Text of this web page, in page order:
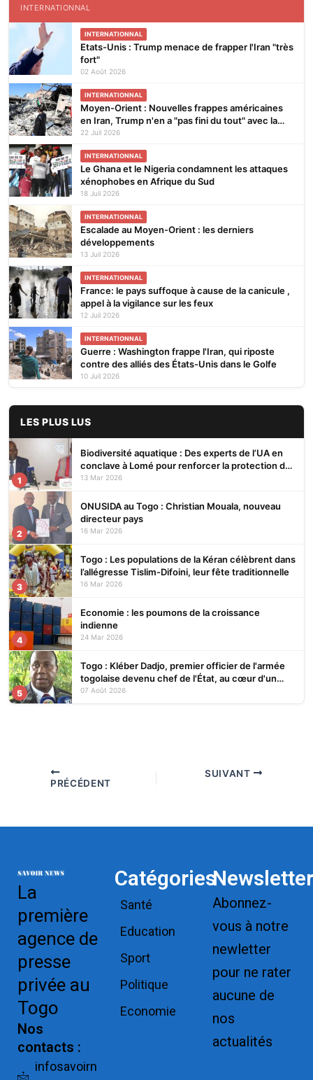
INTERNATIONNAL
INTERNATIONNAL
Etats-Unis : Trump menace de frapper l'Iran "très
fort"
02 Août 2026
INTERNATIONNAL
Moyen-Orient : Nouvelles frappes américaines
en Iran, Trump n'en a "pas fini du tout" avec la
guerre
22 Juil 2026
INTERNATIONNAL
Le Ghana et le Nigeria condamnent les attaques
xénophobes en Afrique du Sud
18 Juil 2026
INTERNATIONNAL
Escalade au Moyen-Orient : les derniers
développements
13 Juil 2026
INTERNATIONNAL
France: le pays suffoque à cause de la canicule ,
appel à la vigilance sur les feux
12 Juil 2026
INTERNATIONNAL
Guerre : Washington frappe l'Iran, qui riposte
contre des alliés des États-Unis dans le Golfe
10 Juil 2026
LES PLUS LUS
1
Biodiversité aquatique : Des experts de l’UA en
conclave à Lomé pour renforcer la protection des
écosystèmes
13 Mar 2026
2
ONUSIDA au Togo : Christian Mouala, nouveau
directeur pays
16 Mar 2026
3
Togo : Les populations de la Kéran célèbrent dans
l’allégresse Tislim-Difoini, leur fête traditionnelle
16 Mar 2026
4
Economie : les poumons de la croissance
indienne
24 Mar 2026
5
Togo : Kléber Dadjo, premier officier de l'armée
togolaise devenu chef de l'État, au cœur d'un
ouvrage
07 Août 2026
PRÉCÉDENT
SUIVANT
La
première
agence de
presse
privée au
Togo
Nos
contacts :
infosavoirn
Catégories
Santé
Education
Sport
Politique
Economie
Newsletter
Abonnez-
vous à notre
newletter
pour ne rater
aucune de
nos
actualités